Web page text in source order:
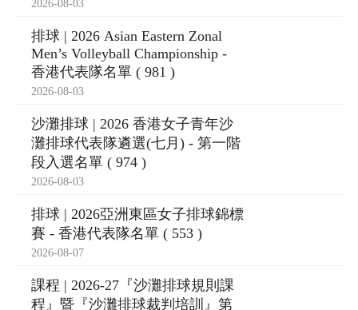
2026-08-03
排球 | 2026 Asian Eastern Zonal
Men’s Volleyball Championship -
香港代表隊名單 ( 981 )
2026-08-03
沙灘排球 | 2026 香港女子青年沙
灘排球代表隊遴選(七月) - 第一階
段入選名單 ( 974 )
2026-08-03
排球 | 2026亞洲東區女子排球錦標
賽 - 香港代表隊名單 ( 553 )
2026-08-07
課程 | 2026-27『沙灘排球規則課
程』暨『沙灘排球裁判培訓』第